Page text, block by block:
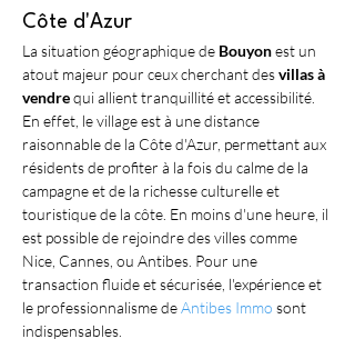
Côte d'Azur
La situation géographique de Bouyon est un
atout majeur pour ceux cherchant des villas à
vendre qui allient tranquillité et accessibilité.
En effet, le village est à une distance
raisonnable de la Côte d'Azur, permettant aux
résidents de profiter à la fois du calme de la
campagne et de la richesse culturelle et
touristique de la côte. En moins d'une heure, il
est possible de rejoindre des villes comme
Nice, Cannes, ou Antibes. Pour une
transaction fluide et sécurisée, l'expérience et
le professionnalisme de Antibes Immo sont
indispensables.